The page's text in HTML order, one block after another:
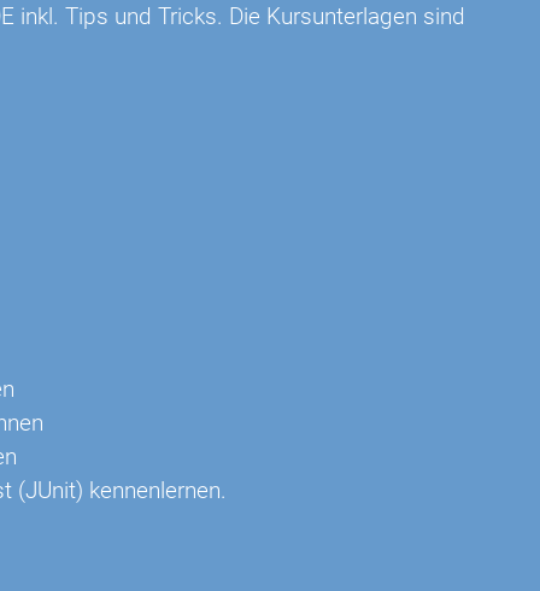
inkl. Tips und Tricks. Die Kursunterlagen sind
(JUnit) kennenlernen.